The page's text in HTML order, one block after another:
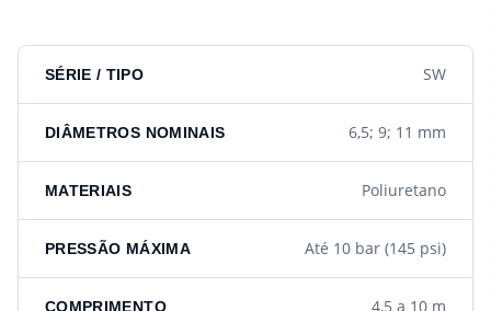
SÉRIE / TIPO SW
DIÂMETROS NOMINAIS 6,5; 9; 11 mm
MATERIAIS Poliuretano
PRESSÃO MÁXIMA Até 10 bar (145 psi)
COMPRIMENTO 4,5 a 10 m